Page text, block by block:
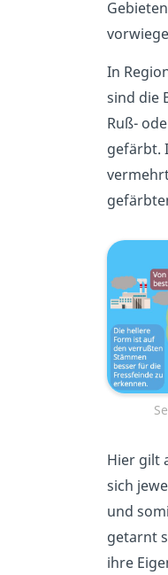
In
sind die
Ruß-
gefärbt.
Hier gilt
sich
und
getarnt
ihre